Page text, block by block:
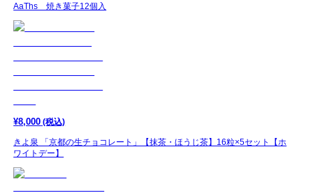
AaThs 焼き菓子12個入
¥8,000 (税込)
きよ泉 「京都の生チョコレート」【抹茶・ほうじ茶】16粒×5セット【ホ
ワイトデー】